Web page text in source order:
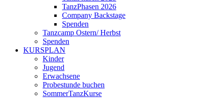
TanzPhasen 2026
Company Backstage
Spenden
Tanzcamp Ostern/ Herbst
Spenden
KURSPLAN
Kinder
Jugend
Erwachsene
Probestunde buchen
SommerTanzKurse